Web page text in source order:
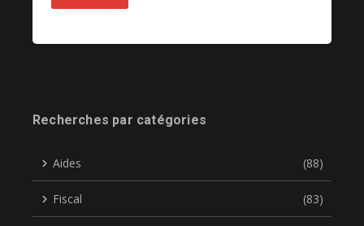
Recherches par catégories
Aides (88)
Fiscal (83)